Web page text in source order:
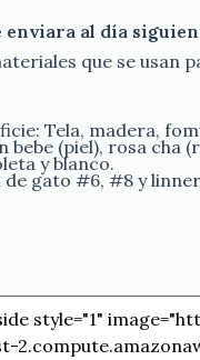
enviara al día
que se usan
Tela, madera,
bebe (piel), rosa cha
y blanco.
de gato #6, #8 y